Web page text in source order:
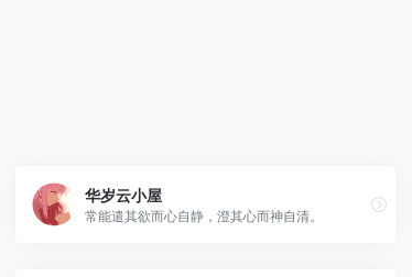
华岁云小屋
常能遣其欲而心自静，澄其心而神自清。